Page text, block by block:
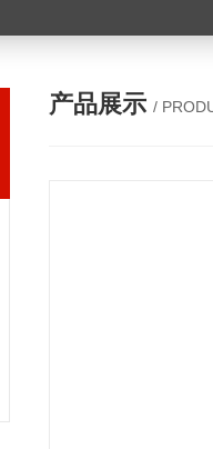
产品展示 /